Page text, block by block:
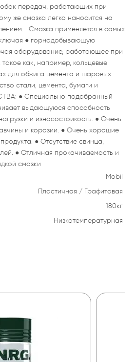
передач, работающих при
же смазка легко наносится на
. Смазка применяется в самых
● горнодобывающую
оборудование, работающее при
как, например, кольцевые
для обжига цемента и шаровых
стали, цемента, бумаги и
● Специально подобранный
выдающуюся способность
и износостойкость. ● Очень
и корозии. ● Очень хорошие
● Отсутствие свинца,
● Отличная прокачиваемость и
смазки
Mobil
Пластичная Графитовая
180кг
Низкотемпературная